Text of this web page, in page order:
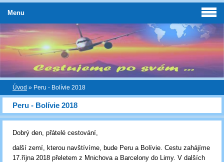
Úvod » Peru - Bolívie 2018
Peru - Bolívie 2018
Dobrý den, přátelé cestování,
další zemí, kterou navštívíme, bude Peru a Bolívie. Cestu zahájíme
17.října 2018 přeletem z Mnichova a Barcelony do Limy. V dalších
Menu